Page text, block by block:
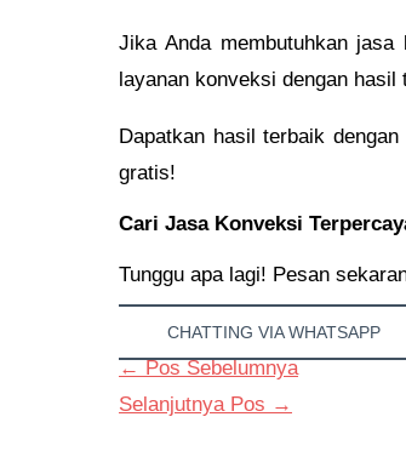
Jika Anda membutuhkan
layanan konveksi dengan
Dapatkan hasil terbaik
gratis!
Cari Jasa Konveksi
Tunggu apa lagi! Pesan
CHATTING VIA WHATSAPP
←Pos Sebelumnya
Selanjutnya Pos →